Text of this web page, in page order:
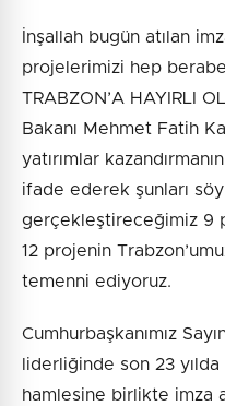
İnşallah bugün atılan
projelerimizi hep
TRABZON’A HAYIRLI
Bakanı Mehmet Fatih
yatırımlar
ifade ederek şunları
gerçekleştireceğimiz 9
12 projenin
temenni ediyoruz.
Cumhurbaşkanımız
liderliğinde son 23
hamlesine birlikte imza